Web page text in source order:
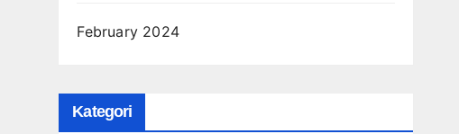
February 2024
Kategori